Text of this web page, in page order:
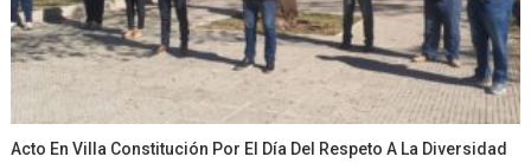
Acto En Villa Constitución Por El Día Del Respeto A La Diversidad